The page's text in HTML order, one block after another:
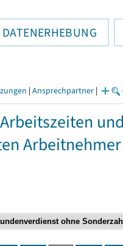
DATENERHEBUNG
| Ansprechpartner |